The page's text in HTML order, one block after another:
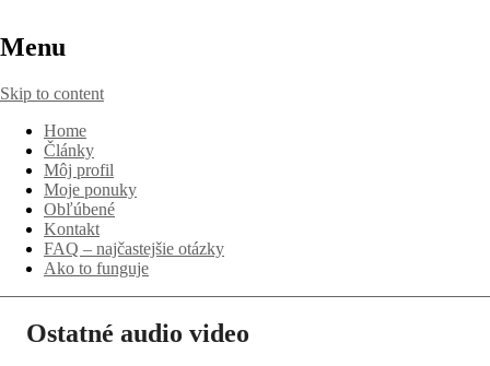
Menu
Skip to content
Home
Články
Môj profil
Moje ponuky
Obľúbené
Kontakt
FAQ – najčastejšie otázky
Ako to funguje
Ostatné audio video